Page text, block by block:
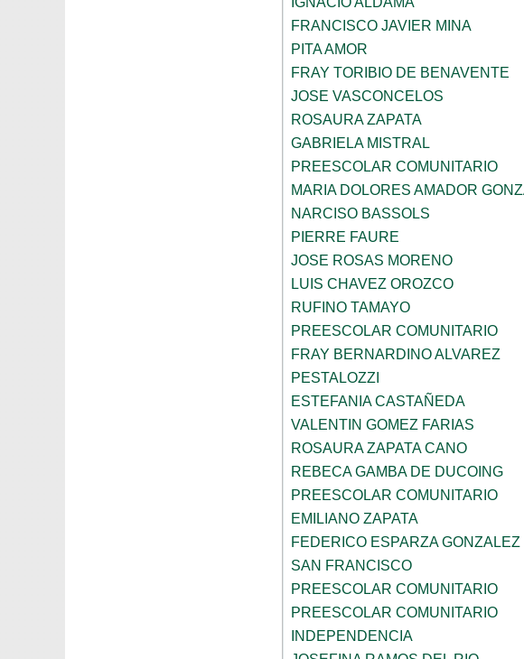
FRANCISCO JAVIER MINA
PITA AMOR
FRAY TORIBIO DE BENAVENTE
JOSE VASCONCELOS
ROSAURA ZAPATA
GABRIELA MISTRAL
PREESCOLAR COMUNITARIO
MARIA DOLORES AMADOR
NARCISO BASSOLS
PIERRE FAURE
JOSE ROSAS MORENO
LUIS CHAVEZ OROZCO
RUFINO TAMAYO
PREESCOLAR COMUNITARIO
FRAY BERNARDINO ALVAREZ
PESTALOZZI
ESTEFANIA CASTAÑEDA
VALENTIN GOMEZ FARIAS
ROSAURA ZAPATA CANO
REBECA GAMBA DE DUCOING
PREESCOLAR COMUNITARIO
EMILIANO ZAPATA
FEDERICO ESPARZA GONZALEZ
SAN FRANCISCO
PREESCOLAR COMUNITARIO
PREESCOLAR COMUNITARIO
INDEPENDENCIA